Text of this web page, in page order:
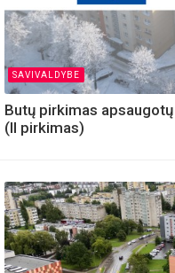
SAVIVALDYBE
Butų pirkimas
(II pirkimas)